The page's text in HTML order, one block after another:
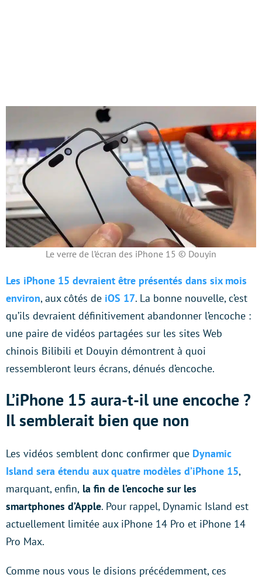
Le verre de l’écran des iPhone 15 © Douyin
Les iPhone 15 devraient être présentés dans six mois
environ, aux côtés de iOS 17. La bonne nouvelle, c’est
qu’ils devraient définitivement abandonner l’encoche :
une paire de vidéos partagées sur les sites Web
chinois Bilibili et Douyin démontrent à quoi
ressembleront leurs écrans, dénués d’encoche.
L’iPhone 15 aura-t-il une encoche ?
Il semblerait bien que non
Les vidéos semblent donc confirmer que Dynamic
Island sera étendu aux quatre modèles d’iPhone 15,
marquant, enfin, la fin de l’encoche sur les
smartphones d’Apple. Pour rappel, Dynamic Island est
actuellement limitée aux iPhone 14 Pro et iPhone 14
Pro Max.
Comme nous vous le disions précédemment, ces